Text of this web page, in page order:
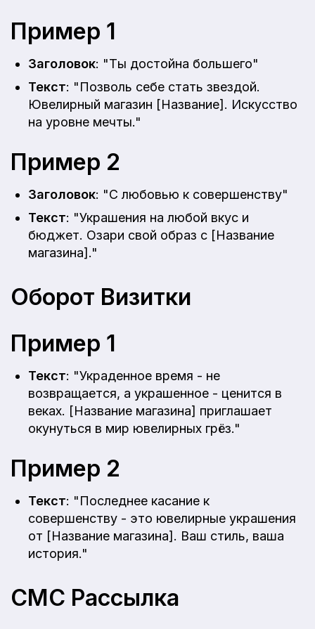
Пример 1
Заголовок: "Ты достойна большего"
Текст: "Позволь себе стать звездой.
Ювелирный магазин [Название]. Искусство
на уровне мечты."
Пример 2
Заголовок: "С любовью к совершенству"
Текст: "Украшения на любой вкус и
бюджет. Озари свой образ с [Название
магазина]."
Оборот Визитки
Пример 1
Текст: "Украденное время - не
возвращается, а украшенное - ценится в
веках. [Название магазина] приглашает
окунуться в мир ювелирных грёз."
Пример 2
Текст: "Последнее касание к
совершенству - это ювелирные украшения
от [Название магазина]. Ваш стиль, ваша
история."
СМС Рассылка